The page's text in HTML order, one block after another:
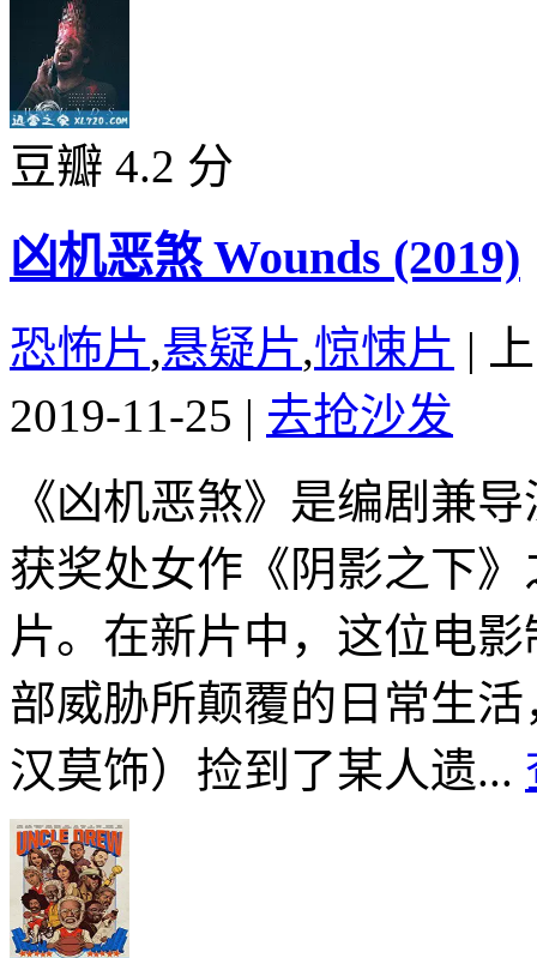
豆瓣 4.2 分
凶机恶煞 Wounds (2019)
恐怖片,悬疑片,惊悚片 |
2019-11-25 | 去抢沙发
《凶机恶煞》是编剧兼
获奖处女作《阴影之下
片。在新片中，这位电
部威胁所颠覆的日常生
汉莫饰）捡到了某人遗...